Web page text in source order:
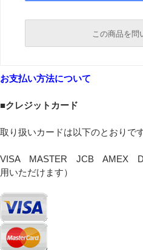
この商品を問
お支払い方法について
■クレジットカード
取り扱いカードは以下のとおりです
VISA MASTER JCB AMEX
用いただけます）